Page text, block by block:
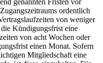
ordentlich
von weniger
Kündigungsfrist eine
von acht Wochen oder
einen Monat. Sofern
Mitgliedschaft eine